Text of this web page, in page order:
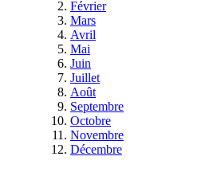
Février
Mars
Avril
Mai
Juin
Juillet
Août
Septembre
Octobre
Novembre
Décembre